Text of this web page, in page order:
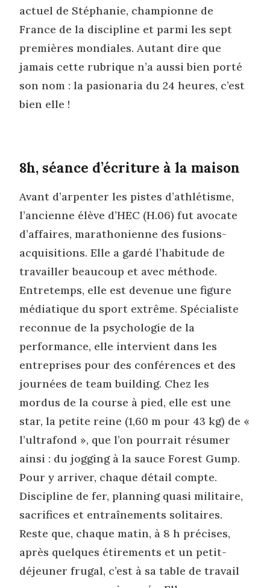
actuel de Stéphanie, championne de
France de la discipline et parmi les sept
premières mondiales. Autant dire que
jamais cette rubrique n’a aussi bien porté
son nom : la pasionaria du 24 heures, c’est
bien elle !
8h, séance d’écriture à la maison
Avant d’arpenter les pistes d’athlétisme,
l’ancienne élève d’HEC (H.06) fut avocate
d’affaires, marathonienne des fusions-
acquisitions. Elle a gardé l’habitude de
travailler beaucoup et avec méthode.
Entretemps, elle est devenue une figure
médiatique du sport extrême. Spécialiste
reconnue de la psychologie de la
performance, elle intervient dans les
entreprises pour des conférences et des
journées de team building. Chez les
mordus de la course à pied, elle est une
star, la petite reine (1,60 m pour 43 kg) de «
l’ultrafond », que l’on pourrait résumer
ainsi : du jogging à la sauce Forest Gump.
Pour y arriver, chaque détail compte.
Discipline de fer, planning quasi militaire,
sacrifices et entraînements solitaires.
Reste que, chaque matin, à 8 h précises,
après quelques étirements et un petit-
déjeuner frugal, c’est à sa table de travail